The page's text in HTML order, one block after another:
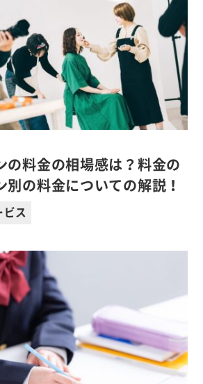
の料金の相場感は？料金の
別の料金についての解説！
ス